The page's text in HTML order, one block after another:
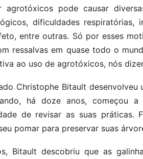
pode causar
dificuldades respiratórias,
entre outras. Só por esses
ressalvas em quase todo o
ao uso de agrotóxicos, nós
Christophe Bitault desenvolveu
há doze anos, começou a
de revisar as suas práticas.
pomar para preservar suas
Bitault descobriu que as